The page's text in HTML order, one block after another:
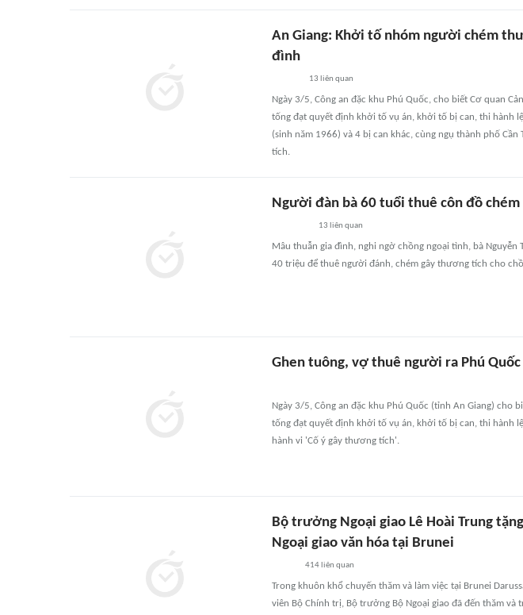
An Giang: Khởi tố nhóm người chém
đình
13 liên quan
Ngày 3/5, Công an đặc khu Phú Quốc, cho biết Cơ quan
tống đạt quyết định khởi tố vụ án, khởi tố bị can, thi hành
(sinh năm 1966) và 4 bị can khác, cùng ngụ thành phố
tích.
Người đàn bà 60 tuổi thuê côn đồ chém
13 liên quan
Mâu thuẫn gia đình, nghi ngờ chồng ngoại tình, bà Nguyễn
40 triệu để thuê người đánh, chém gây thương tích cho
Ghen tuông, vợ thuê người ra Phú
Ngày 3/5, Công an đặc khu Phú Quốc (tỉnh An Giang) cho
tống đạt quyết định khởi tố vụ án, khởi tố bị can, thi hành
hành vi 'Cố ý gây thương tích'.
Bộ trưởng Ngoại giao Lê Hoài Trung
Ngoại giao văn hóa tại Brunei
414 liên quan
Trong khuôn khổ chuyến thăm và làm việc tại Brunei
viên Bộ Chính trị, Bộ trưởng Bộ Ngoại giao đã đến thăm và